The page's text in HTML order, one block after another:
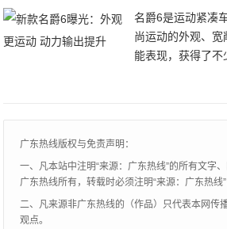
名爵6是运动紧凑
尚运动的外观、
能表现，获得了
联会公布的销量
广东热线版权与免责声明：
一、凡本站中注明“来源：广东热线”的所有文字
广东热线所有，转载时必须注明“来源：广东热线
二、凡来源非广东热线的（作品）只代表本网传
观点。